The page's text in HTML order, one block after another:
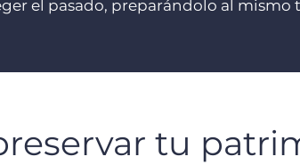
el pasado, preparándolo al
tu